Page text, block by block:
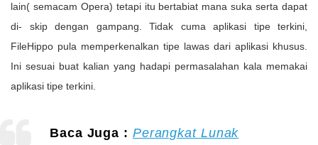
lain( semacam Opera) tetapi itu bertabiat mana suka serta dapat
di- skip dengan gampang. Tidak cuma aplikasi tipe terkini,
FileHippo pula memperkenalkan tipe lawas dari aplikasi khusus.
Ini sesuai buat kalian yang hadapi permasalahan kala memakai
aplikasi tipe terkini.
Baca Juga : Perangkat Lunak